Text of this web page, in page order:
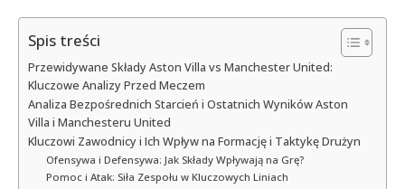
Spis treści
Przewidywane Składy Aston Villa vs Manchester United:
Kluczowe Analizy Przed Meczem
Analiza Bezpośrednich Starcień i Ostatnich Wyników Aston
Villa i Manchesteru United
Kluczowi Zawodnicy i Ich Wpływ na Formację i Taktykę Drużyn
Ofensywa i Defensywa: Jak Składy Wpływają na Grę?
Pomoc i Atak: Siła Zespołu w Kluczowych Liniach